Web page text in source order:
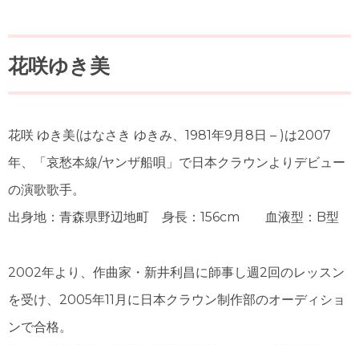
花咲ゆき美
花咲 ゆき美(はなさき ゆきみ、1981年9月8日 – )は2007
年、「哀愁本線/ヤンザ船唄」で日本クラウンよりデビュー
の演歌歌手。
出身地：青森県野辺地町 身長：156cm 血液型：B型
2002年より、作曲家・新井利昌に師事し週2回のレッスン
を受け、2005年11月に日本クラウン制作部のオーディショ
ンで合格。